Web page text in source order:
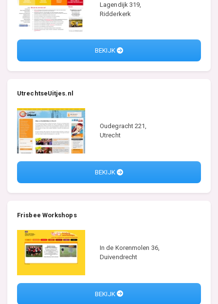
Lagendijk 319,
Ridderkerk
BEKIJK
UtrechtseUitjes.nl
Oudegracht 221,
Utrecht
BEKIJK
Frisbee Workshops
In de Korenmolen 36,
Duivendrecht
BEKIJK